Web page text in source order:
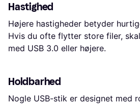
Hastighed
Højere hastigheder betyder
Hvis du ofte flytter store filer,
med USB 3.0 eller højere.
Holdbarhed
Nogle USB-stik er designet med